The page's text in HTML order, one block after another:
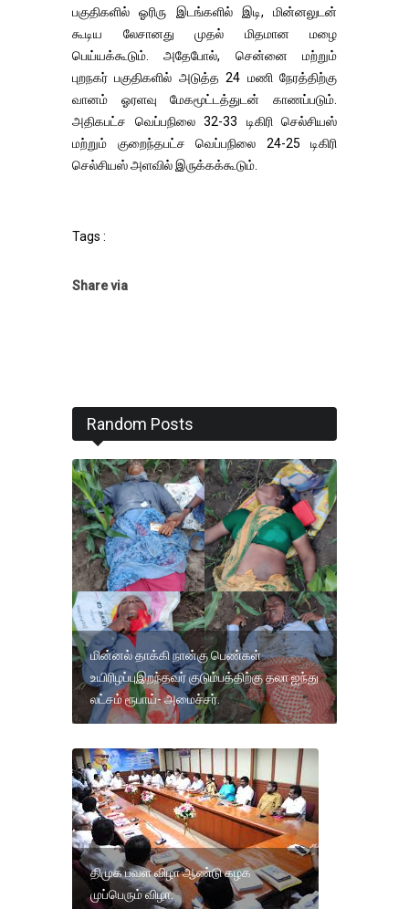
பகுதிகளில் ஓரிரு இடங்களில் இடி, மின்னலுடன்
கூடிய லேசானது முதல் மிதமான மழை
பெய்யக்கூடும். அதேபோல், சென்னை மற்றும்
புறநகர் பகுதிகளில் அடுத்த 24 மணி நேரத்திற்கு
வானம் ஓரளவு மேகமூட்டத்துடன் காணப்படும்.
அதிகபட்ச வெப்பநிலை 32-33 டிகிரி செல்சியஸ்
மற்றும் குறைந்தபட்ச வெப்பநிலை 24-25 டிகிரி
செல்சியஸ் அளவில் இருக்கக்கூடும்.
Tags :
Share via
Random Posts
மின்னல் தாக்கி நான்கு பெண்கள்
உயிரிழப்புஇறந்தவர் குடும்பத்திற்கு தலா ஐந்து
லட்சம் ரூபாய்- அமைச்சர்.
திமுக பவள விழா ஆண்டு கழக
முப்பெரும் விழா.